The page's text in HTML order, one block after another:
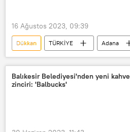
16 Ağustos 2023, 09:39
Dükkan TÜRKİYE
Adana
Aşırı sıcaklar
Balıkesir Belediyesi'nden yeni kahve
zinciri: 'Balbucks'